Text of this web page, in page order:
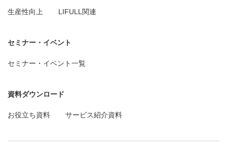
生産性向上
LIFULL関連
セミナー・イベント
セミナー・イベント一覧
資料ダウンロード
お役立ち資料 サービス紹介資料